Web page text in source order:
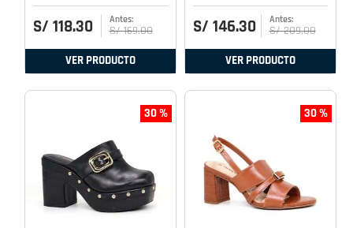
S/ 118.30 S/ 169.00
VER PRODUCTO
S/ 146.30 S/ 209.00
VER PRODUCTO
30 % 30 %